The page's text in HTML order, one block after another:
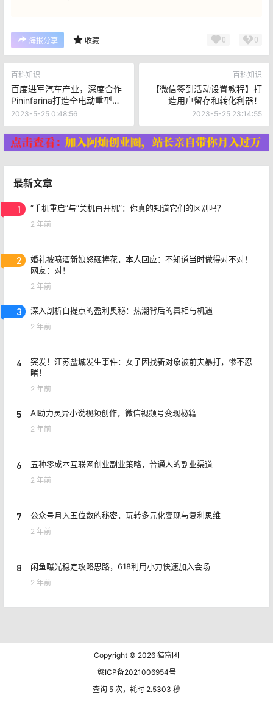
海报分享 收藏 0 0
百科知识
百度进军汽车产业，深度合作
Pininfarina打造全电动重型卡
车Xingtu【高清图】
2023-5-25 0:48:56
百科知识
【微信签到活动设置教程】打
造用户留存和转化利器！
2023-5-25 23:14:55
最新文章
1 “手机重启”与“关机再开机”：你真的知道它们的区别吗？
2 年前
2
婚礼被喷酒新娘怒砸捧花，本人回应：不知道当时做得对不对！
网友：对！
2 年前
3 深入剖析自提点的盈利奥秘：热潮背后的真相与机遇
2 年前
4
突发！江苏盐城发生事件：女子因找新对象被前夫暴打，惨不忍
睹！
2 年前
5 AI助力灵异小说视频创作，微信视频号变现秘籍
2 年前
6 五种零成本互联网创业副业策略，普通人的副业渠道
2 年前
7 公众号月入五位数的秘密，玩转多元化变现与复利思维
2 年前
8 闲鱼曝光稳定攻略思路，618利用小刀快速加入会场
2 年前
Copyright © 2026 猎富团
赣ICP备2021006954号
查询 5 次，耗时 2.5303 秒